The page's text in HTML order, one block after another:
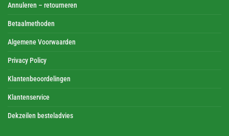
Annuleren – retourneren
Betaalmethoden
Algemene Voorwaarden
Privacy Policy
Klantenbeoordelingen
Klantenservice
Dekzeilen besteladvies